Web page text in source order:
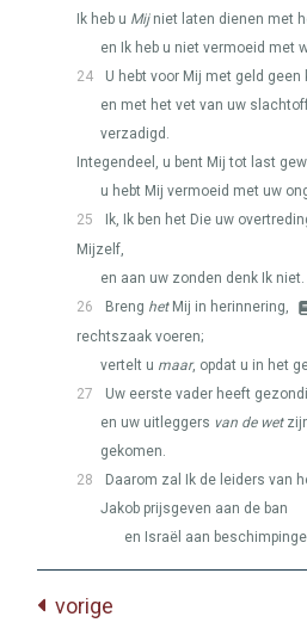
Ik heb u Mijniet laten dienen met
en Ik heb u niet vermoeid met
24
U hebt voor Mij met geld
en met het vet van uw
verzadigd.
Integendeel, u bent Mij tot last
u hebt Mij vermoeid met uw
25
Ik, Ik ben het Die uw
Mijzelf,
en aan uw zonden denk Ik niet.
26
Breng hetMij in herinnering,
rechtszaak voeren;
vertelt u maar, opdat u in het
27
Uw eerste vader heeft
en uw uitleggers van de wet
gekomen.
28
Daarom zal Ik de leiders van
Jakob prijsgeven aan de ban
en Israël aan
vorige